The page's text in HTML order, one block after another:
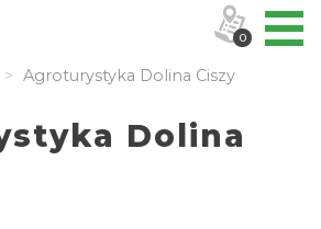
Agroturystyka Dolina Ciszy
Dolina
0